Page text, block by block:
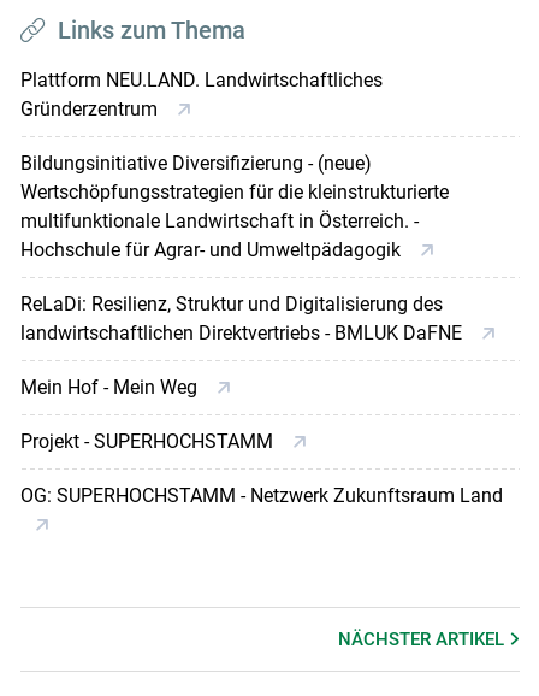
Links zum Thema
Plattform NEU.LAND. Landwirtschaftliches
Gründerzentrum
Bildungsinitiative Diversifizierung - (neue)
Wertschöpfungsstrategien für die kleinstrukturierte
multifunktionale Landwirtschaft in Österreich. -
Hochschule für Agrar- und Umweltpädagogik
ReLaDi: Resilienz, Struktur und Digitalisierung des
landwirtschaftlichen Direktvertriebs - BMLUK DaFNE
Mein Hof - Mein Weg
Projekt - SUPERHOCHSTAMM
OG: SUPERHOCHSTAMM - Netzwerk Zukunftsraum Land
NÄCHSTERARTIKEL